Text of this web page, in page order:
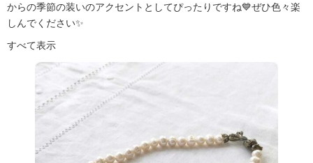
からの季節の装いのアクセントとしてぴったりですね💙ぜひ色々楽
しんでください✨
すべて表示